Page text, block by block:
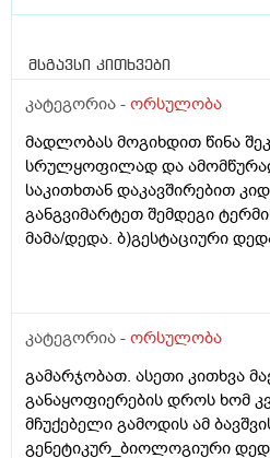
მსგავსი კითხვები
კატეგორია - ორსულობა
მადლობას მოგიხდით წინა
სრულყოფილად და
საკითხთან დაკავშირებით
განგვიმარტეთ შემდეგი
მამა/დედა. ბ)გესტაციური
კიდევ_მსოფლიოს მრავალ
თუ ხელოვნური
რამდენად გავრცელებულია
კატეგორია - ორსულობა
გამარჯობათ. ასეთი კითხვა
განაყოფიერების დროს ხომ
მჩუქებელი გამოდის ამ
გენეტიკურ_ბიოლოგიური